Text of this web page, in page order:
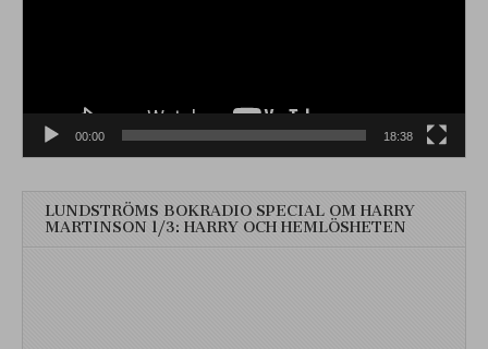
00:00 18:38
LUNDSTRÖMS BOKRADIO SPECIAL OM HARRY
MARTINSON 1/3: HARRY OCH HEMLÖSHETEN